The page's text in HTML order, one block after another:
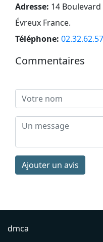
Adresse: 14 Boulevard
Évreux France.
Téléphone:
Commentaires
Ajouter un avis
dmca